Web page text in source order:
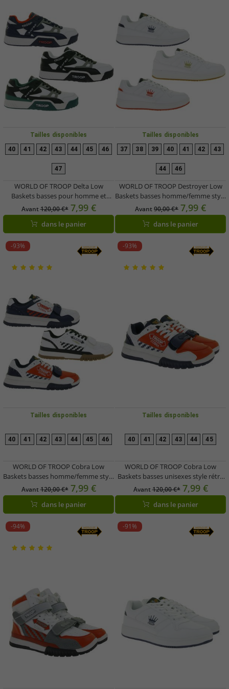
Tailles disponibles
40 41 42 43 44 45 46
47
WORLD OF TROOP Delta Low
Baskets basses pour homme et
femme, style skate rétro, référence
80101 : Blanc/Vert/Noir,
Blanc/Gris/Noir ou
Blanc/Bleu/Rouge
Avant120,00 €* 7,99 €
dans le panier
Tailles disponibles
37 38 39 40 41 42 43
44 46
WORLD OF TROOP Destroyer Low
Baskets basses homme/femme style
rétro 80100 Blanc/Marine,
Blanc/Rouge ou Blanc/Or
Avant90,00 €* 7,99 €
dans le panier
-93%
Tailles disponibles
40 41 42 43 44 45 46
WORLD OF TROOP Cobra Low
Baskets basses homme/femme style
rétro 80103 Blanc/Rouge, Blanc/Noir
ou Blanc/Bleu
Avant120,00 €* 7,99 €
dans le panier
-93%
Tailles disponibles
40 41 42 43 44 45
WORLD OF TROOP Cobra Low
Baskets basses unisexes style rétro
3PP0170101 1161 AA
Blanc/Rouge/Bleu
Avant120,00 €* 7,99 €
dans le panier
-94% -91%